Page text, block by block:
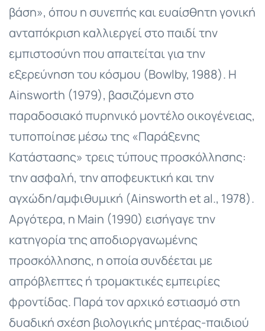
βάση», όπου η συνεπής και ευαίσθητη γονική
ανταπόκριση καλλιεργεί στο παιδί την
εμπιστοσύνη που απαιτείται για την
εξερεύνηση του κόσμου (Bowlby, 1988). Η
Ainsworth (1979), βασιζόμενη στο
παραδοσιακό πυρηνικό μοντέλο οικογένειας,
τυποποίησε μέσω της «Παράξενης
Κατάστασης» τρεις τύπους προσκόλλησης:
την ασφαλή, την αποφευκτική και την
αγχώδη/αμφιθυμική (Ainsworth et al., 1978).
Αργότερα, η Main (1990) εισήγαγε την
κατηγορία της αποδιοργανωμένης
προσκόλλησης, η οποία συνδέεται με
απρόβλεπτες ή τρομακτικές εμπειρίες
φροντίδας. Παρά τον αρχικό εστιασμό στη
δυαδική σχέση βιολογικής μητέρας-παιδιού